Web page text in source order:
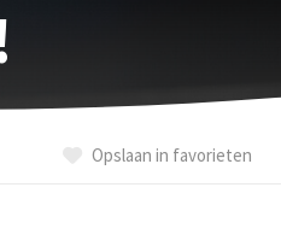
Opslaan in favorieten